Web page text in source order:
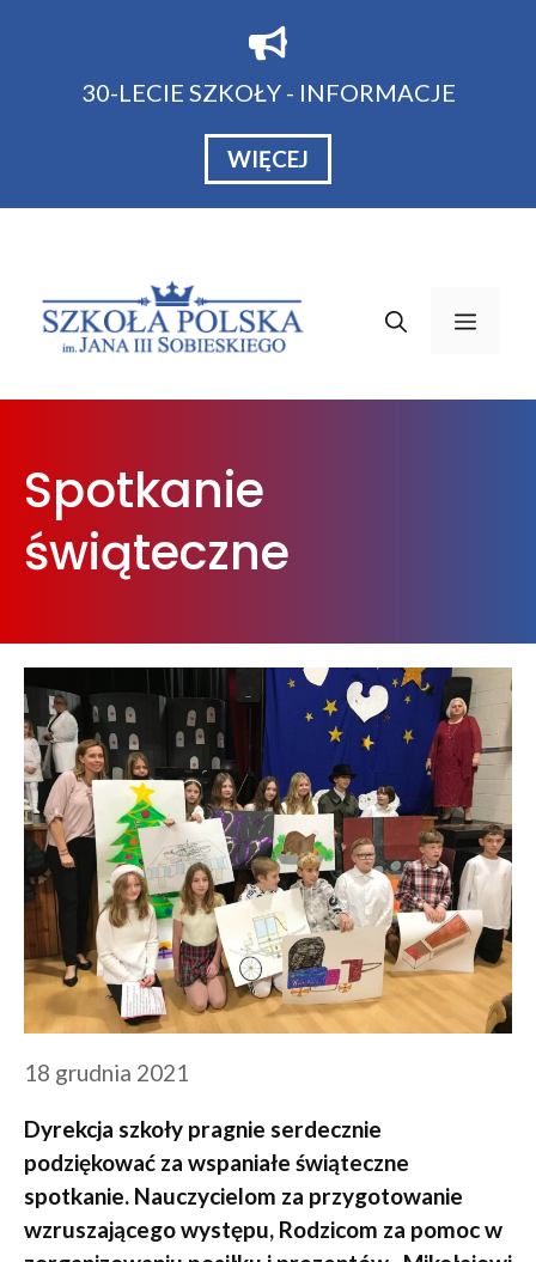
30-LECIE SZKOŁY - INFORMACJE
WIĘCEJ
Menu
Spotkanie
świąteczne
18 grudnia 2021
Dyrekcja szkoły pragnie serdecznie
podziękować za wspaniałe świąteczne
spotkanie. Nauczycielom za przygotowanie
wzruszającego występu, Rodzicom za pomoc w